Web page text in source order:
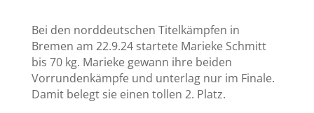
Bei den norddeutschen Titelkämpfen in
Bremen am 22.9.24 startete Marieke Schmitt
bis 70 kg. Marieke gewann ihre beiden
Vorrundenkämpfe und unterlag nur im Finale.
Damit belegt sie einen tollen 2. Platz.